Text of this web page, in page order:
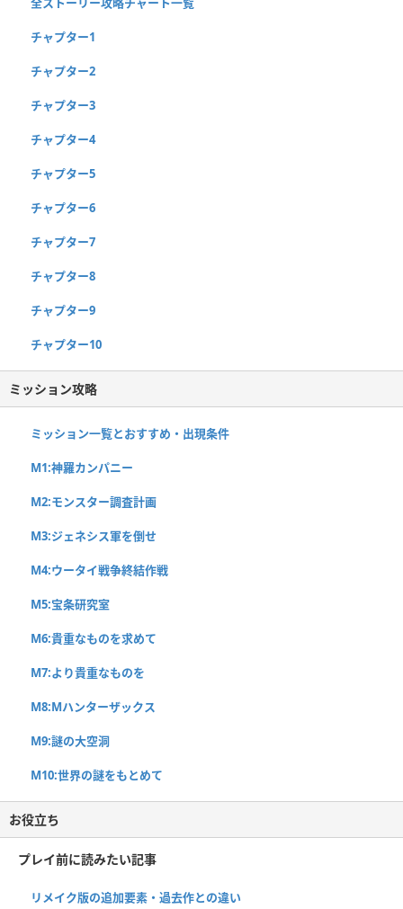
チャプター1
チャプター2
チャプター3
チャプター4
チャプター5
チャプター6
チャプター7
チャプター8
チャプター9
チャプター10
ミッション攻略
ミッション一覧とおすすめ・出現条件
M1:神羅カンパニー
M2:モンスター調査計画
M3:ジェネシス軍を倒せ
M4:ウータイ戦争終結作戦
M5:宝条研究室
M6:貴重なものを求めて
M7:より貴重なものを
M8:Mハンターザックス
M9:謎の大空洞
M10:世界の謎をもとめて
お役立ち
プレイ前に読みたい記事
リメイク版の追加要素・過去作との違い